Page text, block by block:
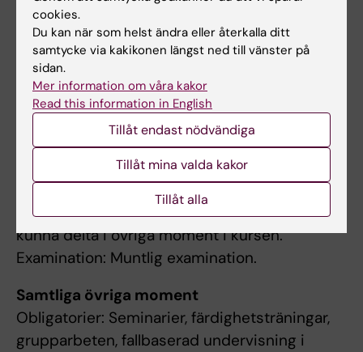
Vetenskaplig utveckling
Examination: Skriftlig inlämningsuppgift och
muntlig presentation.
Introduktionsveckan
Obligatorier: Seminarier, färdighetsträningar
och fallbaserad undervisning.
Kunskapsinnehållet under
introduktionsveckan är en förutsättning för att
kunna delta i övriga moment i kursen.
Examination: Muntlig examination.
Samtliga övriga moment
Obligatorier: Seminarier, färdighetsträningar,
grupparbeten, fallbaserad undervisning i
cookies.
Du kan när som helst ändra eller återkalla ditt
samtycke via kakikonen längst ned till vänster på
sidan.
Mer information om våra kakor
Read this information in English
Tillåt endast nödvändiga
Tillåt mina valda kakor
Tillåt alla